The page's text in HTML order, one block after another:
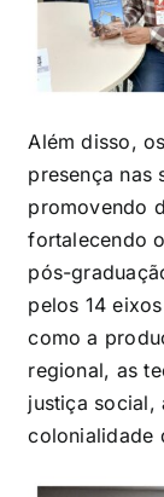
Além disso,
presença nas
promovendo
fortalecendo
pós-
pelos 14
como a
regional, as
justiça social,
colonialidade